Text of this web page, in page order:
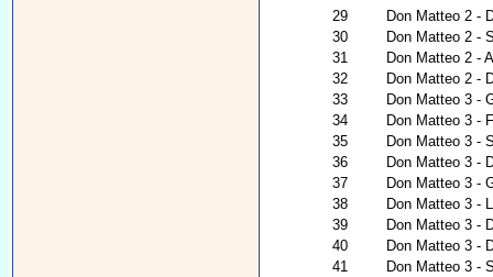
29
Don Matteo 2 -
30
Don Matteo 2 -
31
Don Matteo 2 -
32
Don Matteo 2 -
33
Don Matteo 3 -
34
Don Matteo 3 -
35
Don Matteo 3 -
36
Don Matteo 3 -
37
Don Matteo 3 -
38
Don Matteo 3 -
39
Don Matteo 3 -
40
Don Matteo 3 -
41
Don Matteo 3 -